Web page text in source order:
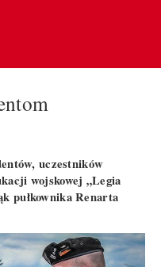
uczestników
wojskowej „Legia
pułkownika Renarta